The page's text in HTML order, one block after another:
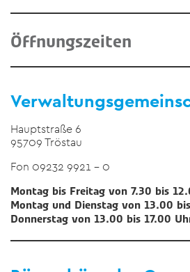
Öffnungszeiten
Hauptstraße 6
95709 Tröstau
Fon 09232 9921 – 0
Montag bis Freitag von 7.30 bis
Montag und Dienstag von 13.00
Donnerstag von 13.00 bis 17.00